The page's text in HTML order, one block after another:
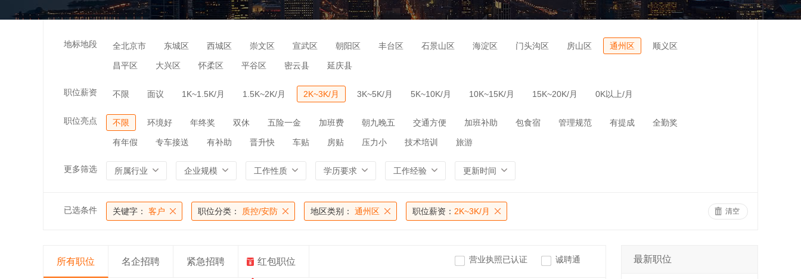
地标地段 全北京市 东城区 西城区 崇文区 宣武区 朝阳区 丰台区 石景山区 海淀区 门头沟区 房山区 通州区 顺义区
昌平区 大兴区 怀柔区 平谷区 密云县 延庆县
职位薪资 不限 面议 1K~1.5K/月 1.5K~2K/月 2K~3K/月 3K~5K/月 5K~10K/月 10K~15K/月 15K~20K/月 0K以上/月
职位亮点 不限 环境好 年终奖 双休 五险一金 加班费 朝九晚五 交通方便 加班补助 包食宿 管理规范 有提成 全勤奖
有年假 专车接送 有补助 晋升快 车贴 房贴 压力小 技术培训 旅游
更多筛选 所属行业 企业规模 工作性质 学历要求 工作经验 更新时间
已选条件 关键字： 客户 职位分类： 质控/安防 地区类别： 通州区 职位薪资： 2K~3K/月 清空
所有职位 名企招聘 紧急招聘 红包职位 营业执照已认证 诚聘通 最新职位